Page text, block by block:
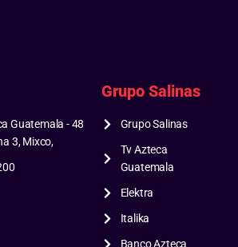
Guatemala - 48
3, Mixco,
Grupo Salinas
Grupo Salinas
Tv Azteca
Guatemala
Elektra
Italika
Banco Azteca